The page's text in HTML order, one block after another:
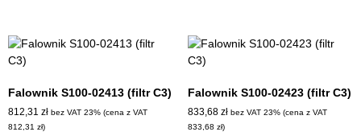
Falownik S100-02413 (filtr C3)
812,31 zł bez VAT 23% (cena z VAT
812,31 zł)
Falownik S100-02423 (filtr C3)
833,68 zł bez VAT 23% (cena z VAT
833,68 zł)